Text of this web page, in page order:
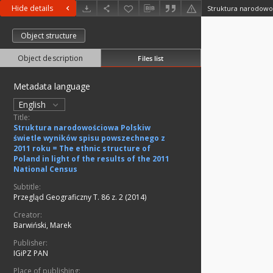
Hide details
Object structure
Object description Files list
Metadata language
English
Title:
Struktura narodowościowa Polskiw
świetle wyników spisu powszechnego z
2011 roku = The ethnic structure of
Poland in light of the results of the 2011
National Census
Subtitle:
Przegląd Geograficzny T. 86 z. 2 (2014)
Creator:
Barwiński, Marek
Publisher:
IGiPZ PAN